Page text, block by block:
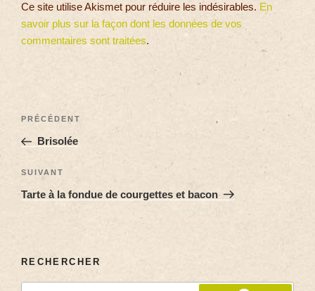
Ce site utilise Akismet pour réduire les indésirables. En
savoir plus sur la façon dont les données de vos
commentaires sont traitées.
PRÉCÉDENT
Brisolée
SUIVANT
Tarte à la fondue de courgettes et bacon
RECHERCHER